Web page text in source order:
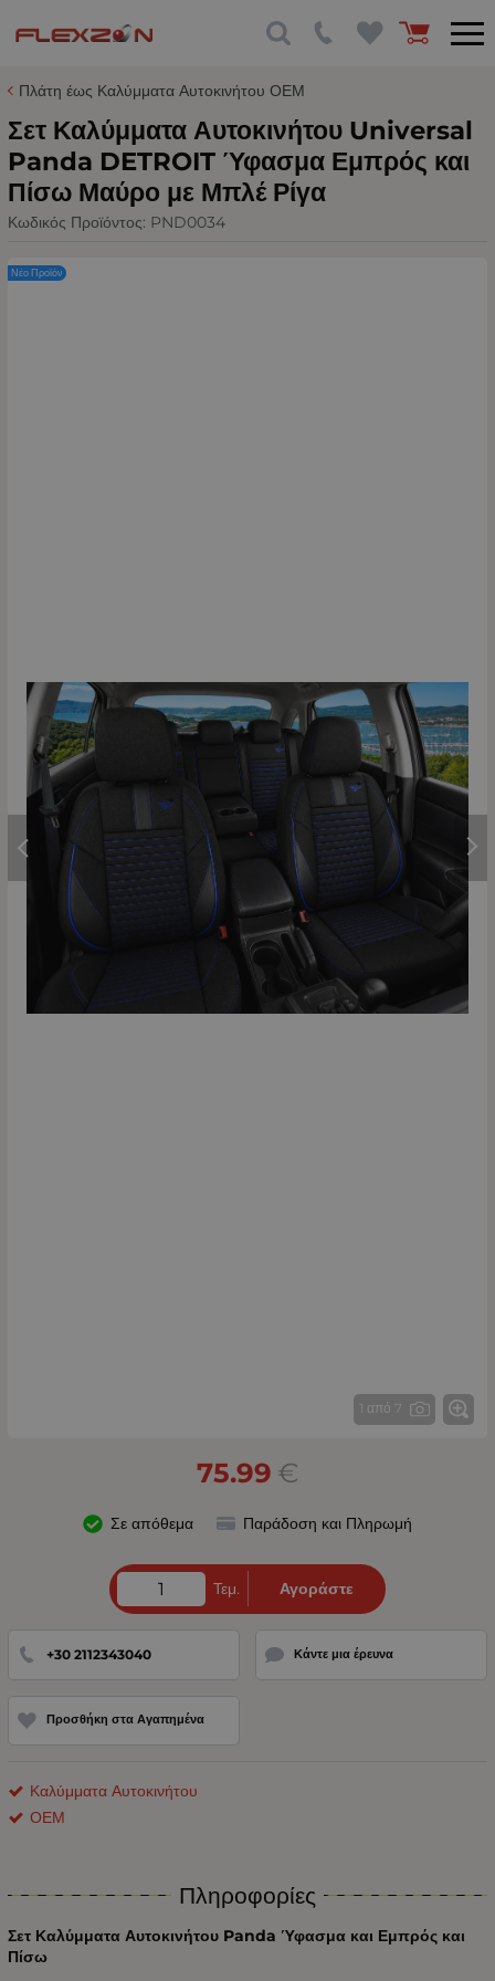
Πλάτη έως Καλύμματα Αυτοκινήτου ΟΕΜ
Σετ Καλύμματα Αυτοκινήτου Universal
Panda DETROIT Ύφασμα Εμπρός και
Πίσω Μαύρο με Μπλέ Ρίγα
Κωδικός Προϊόντος: PND0034
1 από 7
Νέο Προϊόν
75.99 €
Σε απόθεμα Παράδοση και Πληρωμή
Τεμ. Αγοράστε
+30 2112343040 Κάντε μια έρευνα
Προσθήκη στα Αγαπημένα
Καλύμματα Αυτοκινήτου
ΟΕΜ
Πληροφορίες
Σετ Καλύμματα Αυτοκινήτου Panda Ύφασμα και Εμπρός και
Πίσω